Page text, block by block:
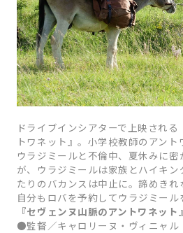
ドライブインシアターで上映され
トワネット』。小学校教師のアン
ウラジミールと不倫中、夏休みに
が、ウラジミールは家族とハイキ
たりのバカンスは中止に。諦めきれ
自分もロバを予約してウラジミール
『セヴェンヌ山脈のアントワネット』
●監督／キャロリーヌ・ヴィニャ